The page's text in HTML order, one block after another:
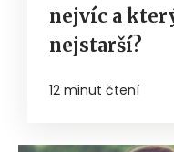
nejvíc a
nejstarší?
12 minut čtení